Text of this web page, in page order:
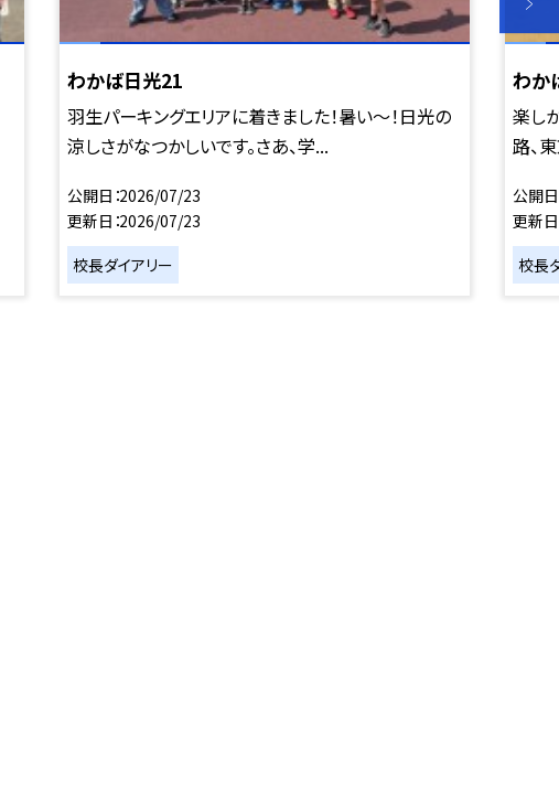
わかば日光21
羽生パーキングエリアに着きました！暑い〜！日光の
涼しさがなつかしいです。さあ、学...
公開日 2026/07/23
更新日 2026/07/23
校長ダイアリー
わか
楽し
路、
公開日
更新日
校長